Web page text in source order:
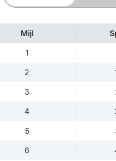
Mijl
1
2
3
4
5
6